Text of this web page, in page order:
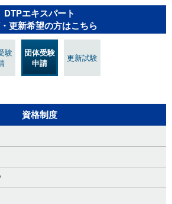
DTPエキスパート
更新希望の方はこちら
験
団体受験
申請
更新試験
資格制度